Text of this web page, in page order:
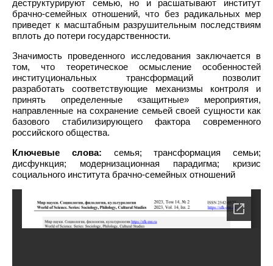
деструктурируют семью, но и расшатывают институт
брачно-семейных отношений, что без радикальных мер
приведет к масштабным разрушительным последствиям
вплоть до потери государственности.
Значимость проведенного исследования заключается в
том, что теоретическое осмысление особенностей
институциональных трансформаций позволит
разработать соответствующие механизмы контроля и
принять определенные «защитные» мероприятия,
направленные на сохранение семьей своей сущности как
базового стабилизирующего фактора современного
российского общества.
Ключевые слова: семья; трансформация семьи;
дисфункция; модернизационная парадигма; кризис
социального института брачно-семейных отношений